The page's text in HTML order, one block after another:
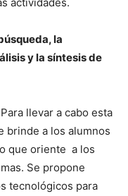
la
y la síntesis de
llevar a cabo esta
brinde a los alumnos
que oriente a los
Se propone
tecnológicos para